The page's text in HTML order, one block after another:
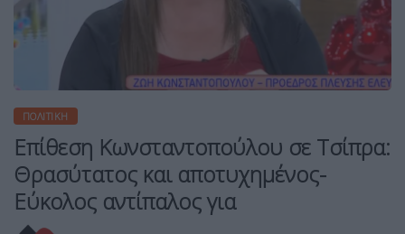
ΠΟΛΙΤΙΚΉ
Επίθεση Κωνσταντοπούλου σε Τσίπρα:
Θρασύτατος και αποτυχημένος-
Εύκολος αντίπαλος για